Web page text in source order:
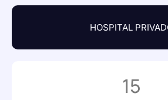
HOSPITAL
15